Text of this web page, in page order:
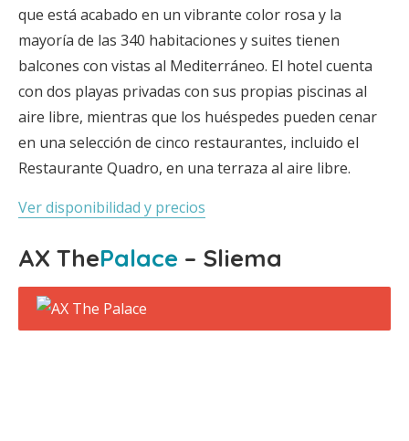
que está acabado en un vibrante color rosa y la
mayoría de las 340 habitaciones y suites tienen
balcones con vistas al Mediterráneo. El hotel cuenta
con dos playas privadas con sus propias piscinas al
aire libre, mientras que los huéspedes pueden cenar
en una selección de cinco restaurantes, incluido el
Restaurante Quadro, en una terraza al aire libre.
Ver disponibilidad y precios
AX ThePalace – Sliema